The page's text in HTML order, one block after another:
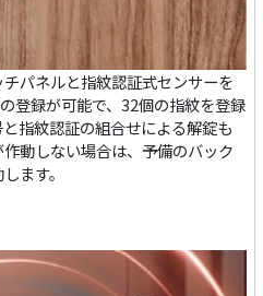
パネルと指紋認証式センサーを
登録が可能で、32個の指紋を登録
指紋認証の組合せによる解錠も
動しない場合は、予備のバック
ます。